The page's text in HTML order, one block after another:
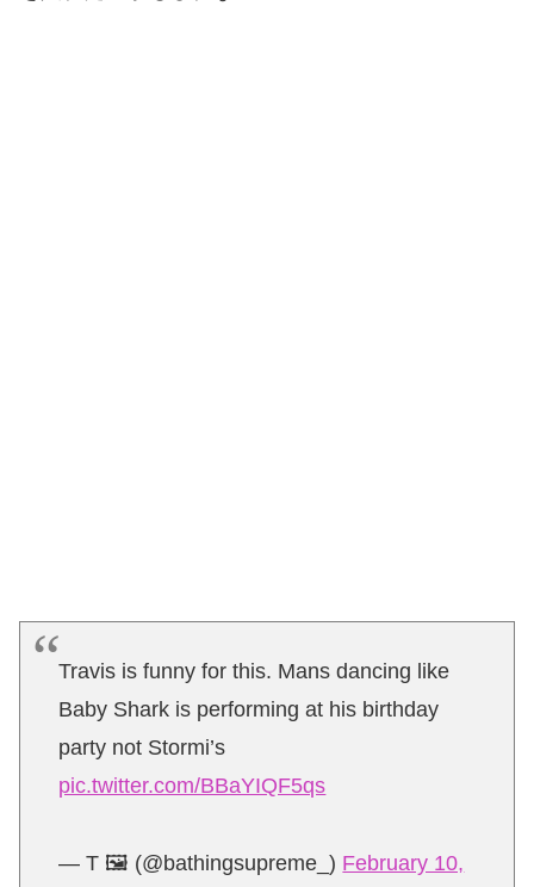
Travis is funny for this. Mans dancing like
Baby Shark is performing at his birthday
party not Stormi’s
pic.twitter.com/BBaYIQF5qs
— T 🖼 (@bathingsupreme_) February 10,